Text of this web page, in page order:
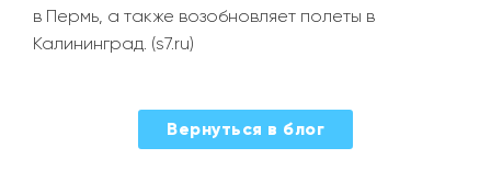
в Пермь, а также возобновляет полеты в
Калининград. (s7.ru)
Вернуться в блог